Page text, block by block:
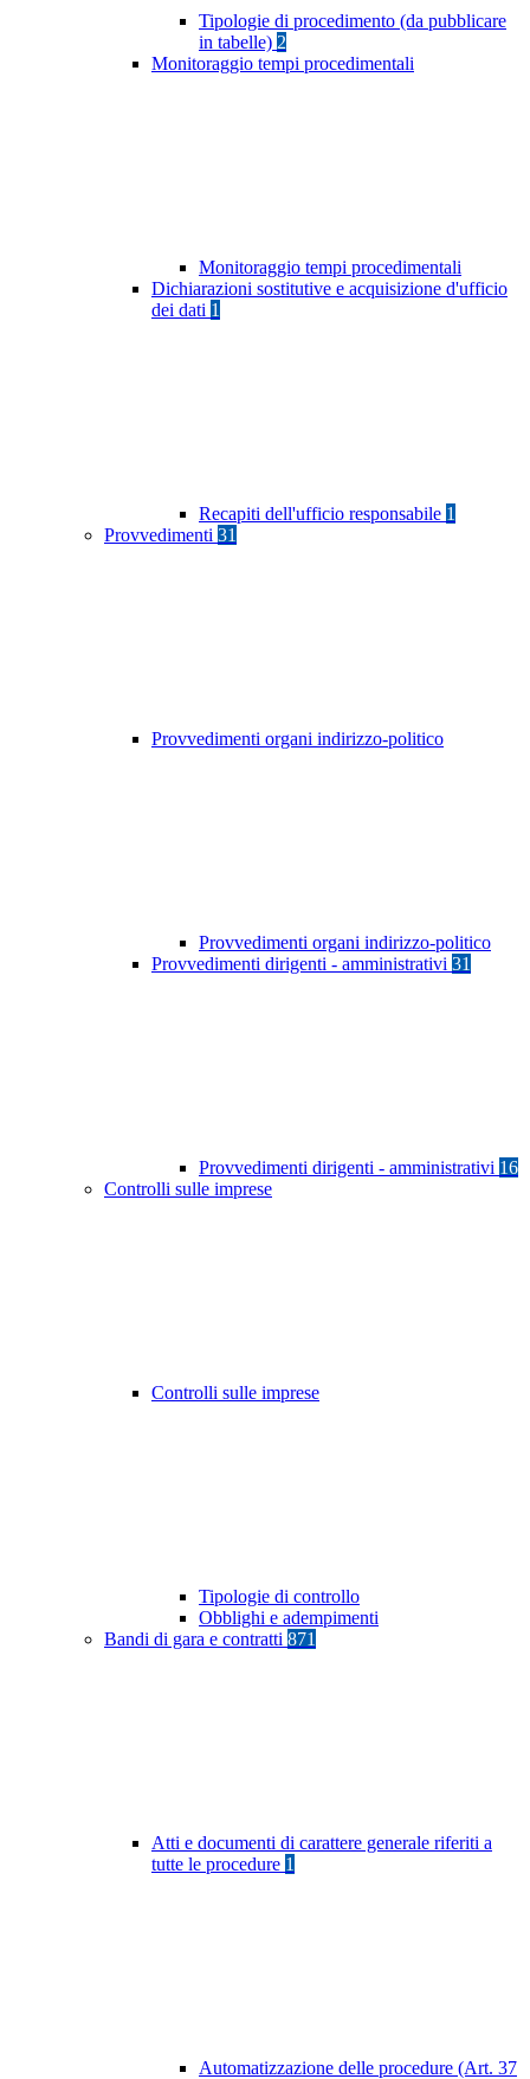
Tipologie di procedimento (da pubblicare
in tabelle) 2
Monitoraggio tempi procedimentali
Monitoraggio tempi procedimentali
Dichiarazioni sostitutive e acquisizione d'ufficio
dei dati 1
Recapiti dell'ufficio responsabile 1
Provvedimenti 31
Provvedimenti organi indirizzo-politico
Provvedimenti organi indirizzo-politico
Provvedimenti dirigenti - amministrativi 31
Provvedimenti dirigenti - amministrativi 16
Controlli sulle imprese
Controlli sulle imprese
Tipologie di controllo
Obblighi e adempimenti
Bandi di gara e contratti 871
Atti e documenti di carattere generale riferiti a
tutte le procedure 1
Automatizzazione delle procedure (Art. 37